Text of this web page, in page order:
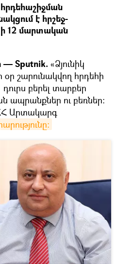
է հրշեջ-
12 մարտական
— Sputnik. «Ձյունիկ
շարունակվող հրդեհի
բերել տարբեր
ապրանքներ ու բեռներ։
Արտակարգ